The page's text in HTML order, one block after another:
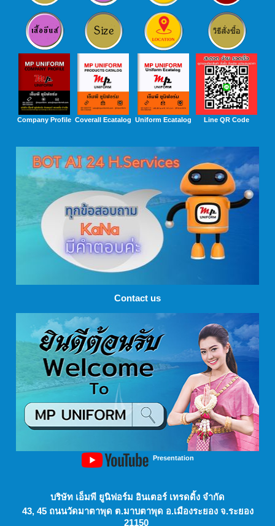
Company Profile Coverall Ecatalog Uniform Ecatalog Line QR Code
Contact us
Presentation
บริษัท เอ็มพี ยูนิฟอร์ม อินเตอร์ เทรดดิ้ง จำกัด
43, 45 ถนนวัดมาตาพุด ต.มาบตาพุด อ.เมืองระยอง จ.ระยอง
21150